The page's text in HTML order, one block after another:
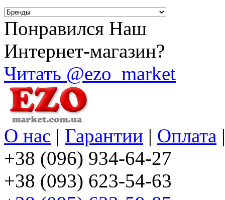
Понравился Наш
Интернет-магазин?
Читать @ezo_market
О нас | Гарантии | Оплата
+38 (096) 934-64-27
+38 (093) 623-54-63